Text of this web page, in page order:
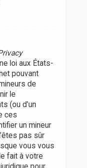
loi aux États-
pouvant
de
le
(ou d’un
ces
un mineur
pas sûr
vous vous
fait à votre